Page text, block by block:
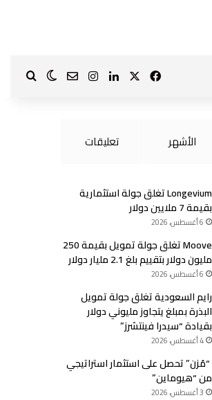
فيسبوك لينكدإنانستقرامالوضعبحث
الأشهر تعليقات
Longevium تغلق جولة استثمارية
بقيمة 7 ملايين دولار
6 أغسطس، 2026
Moove تغلق جولة تمويل بقيمة 250
مليون دولار بتقييم بلغ 2.1 مليار دولار
6 أغسطس، 2026
رايم السعودية تغلق جولة تمويل
البذرة بمبلغ يتجاوز مليوني دولار
بقيادة “سيدرا فينتشرز”
4 أغسطس، 2026
“مُزن” تحصل على استثمار استراتيجي
من “هيوماين”
3 أغسطس، 2026